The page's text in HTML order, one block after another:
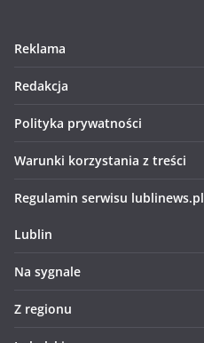
Reklama
Redakcja
Polityka prywatności
Warunki korzystania z treści
Regulamin serwisu lublinews.pl
Lublin
Na sygnale
Z regionu